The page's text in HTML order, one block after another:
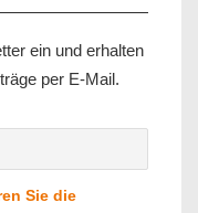
ein und erhalten
per E-Mail.
Sie die